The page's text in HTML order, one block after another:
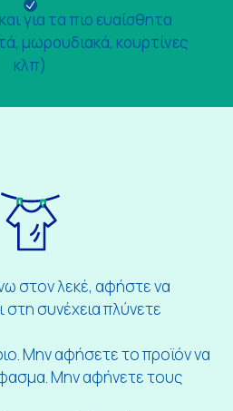
για τα πιο ευαίσθητα
μωρουδιακά, κουρτίνες
κλπ)
στον λεκέ, αφήστε να
στη συνέχεια πλύνετε
Μην αφήσετε το προϊόν να
Μην αφήνετε τους